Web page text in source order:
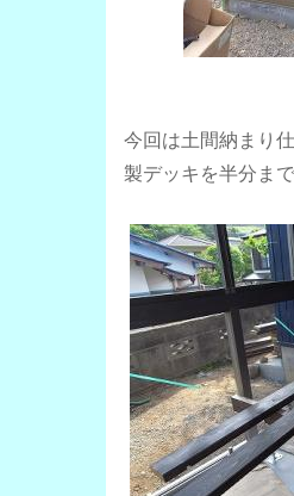
今回は土間納まり
製デッキを半分ま